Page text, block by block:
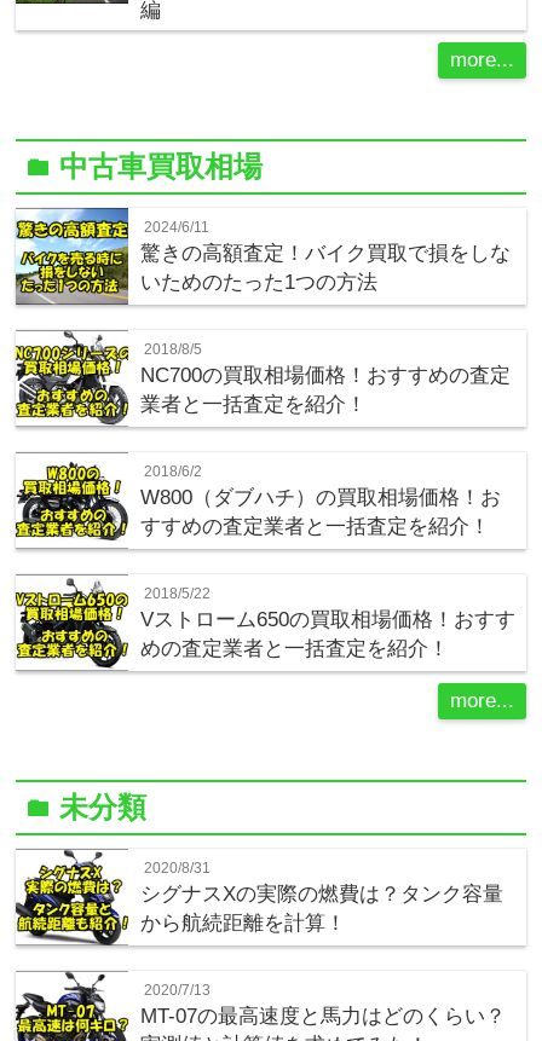
編
more...
folder 中古車買取相場
2024/6/11
驚きの高額査定！バイク買取で損をしな
いためのたった1つの方法
2018/8/5
NC700の買取相場価格！おすすめの査定
業者と一括査定を紹介！
2018/6/2
W800（ダブハチ）の買取相場価格！お
すすめの査定業者と一括査定を紹介！
2018/5/22
Vストローム650の買取相場価格！おすす
めの査定業者と一括査定を紹介！
more...
folder未分類
2020/8/31
シグナスXの実際の燃費は？タンク容量
から航続距離を計算！
2020/7/13
MT-07の最高速度と馬力はどのくらい？